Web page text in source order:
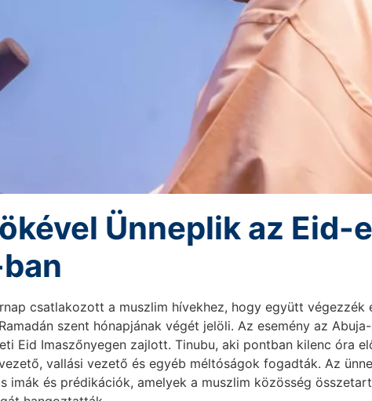
Ünneplik az Eid-
csatlakozott a muszlim hívekhez, hogy együtt végezzék
szent hónapjának végét jelöli. Az esemény az
Eid Imaszőnyegen zajlott. Tinubu, aki pontban kilenc óra
vallási vezető és egyéb méltóságok fogadták. Az
imák és prédikációk, amelyek a muszlim közösség